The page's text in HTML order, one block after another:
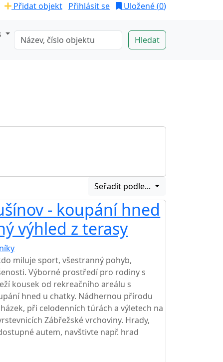
Přidat objekt Přihlásit se Uložené (0)
Seřadit podle...
- koupání hned
výhled z terasy
miluje sport, všestranný pohyb,
Výborné prostředí pro rodiny s
kousek od rekreačního areálu s
hned u chatky. Nádhernou přírodu
při celodenních túrách a výletech na
Zábřežské vrchoviny. Hrady,
autem, navštivte např. hrad